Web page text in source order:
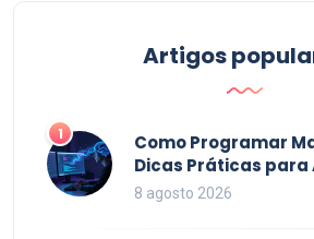
Artigos
1
Como Programar
Dicas Práticas para
Código em 2026
8 agosto 2026